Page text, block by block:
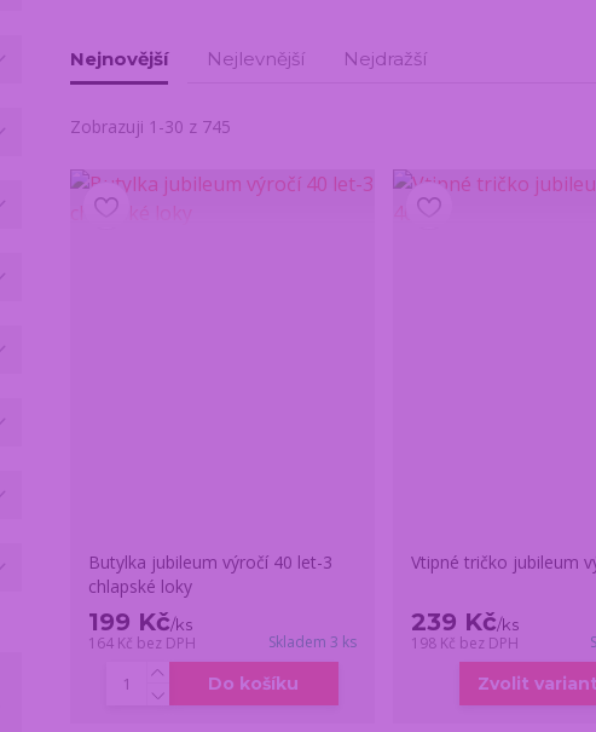
Nejnovější Nejlevnější Nejdražší
Zobrazuji 1-30 z 745
Butylka jubileum výročí 40 let-3
chlapské loky
199 Kč/ks
164 Kč bez DPH Skladem 3 ks
Do košíku
Vtipné tričko jubileum
239 Kč/ks
198 Kč bez DPH
Zvolit